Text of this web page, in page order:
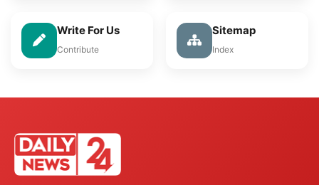
Write For Us
Contribute
Sitemap
Index